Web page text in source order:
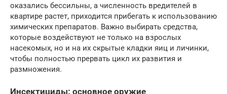
оказались бессильны, а численность вредителей в
квартире растет, приходится прибегать к использованию
химических препаратов. Важно выбирать средства,
которые воздействуют не только на взрослых
насекомых, но и на их скрытые кладки яиц и личинки,
чтобы полностью прервать цикл их развития и
размножения.
Инсектициды: основное оружие